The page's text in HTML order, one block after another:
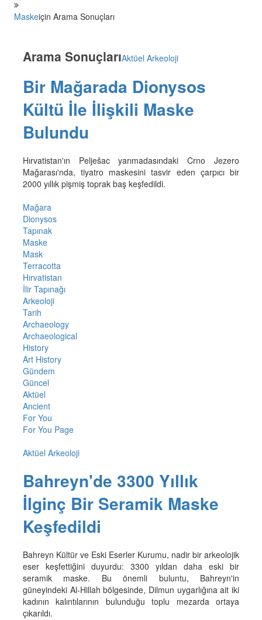
Maskeiçin Arama Sonuçları
Arama SonuçlarıAktüel Arkeoloji
Bir Mağarada Dionysos
Kültü İle İlişkili Maske
Bulundu
Hırvatistan'ın Pelješac yarımadasındaki Crno Jezero
Mağarası'nda, tiyatro maskesini tasvir eden çarpıcı bir
2000 yıllık pişmiş toprak baş keşfedildi.
Mağara
Dionysos
Tapınak
Maske
Mask
Terracotta
Hırvatistan
İlir Tapınağı
Arkeoloji
Tarih
Archaeology
Archaeological
History
Art History
Gündem
Güncel
Aktüel
Ancient
For You
For You Page
Aktüel Arkeoloji
Bahreyn'de 3300 Yıllık
İlginç Bir Seramik Maske
Keşfedildi
Bahreyn Kültür ve Eski Eserler Kurumu, nadir bir arkeolojik
eser keşfettiğini duyurdu: 3300 yıldan daha eski bir
seramik maske. Bu önemli buluntu, Bahreyn'in
güneyindeki Al-Hillah bölgesinde, Dilmun uygarlığına ait iki
kadının kalıntılarının bulunduğu toplu mezarda ortaya
çıkarıldı.